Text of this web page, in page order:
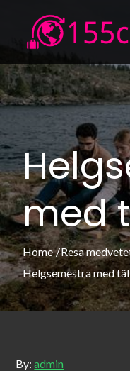
content
med
Home Resa
Helgsemestra med
By:admin